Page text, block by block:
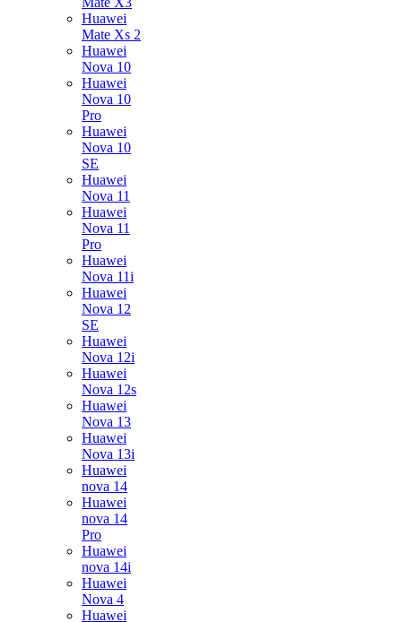
Huawei
Mate Xs 2
Huawei
Nova 10
Huawei
Nova 10
Pro
Huawei
Nova 10
SE
Huawei
Nova 11
Huawei
Nova 11
Pro
Huawei
Nova 11i
Huawei
Nova 12
SE
Huawei
Nova 12i
Huawei
Nova 12s
Huawei
Nova 13
Huawei
Nova 13i
Huawei
nova 14
Huawei
nova 14
Pro
Huawei
nova 14i
Huawei
Nova 4
Huawei